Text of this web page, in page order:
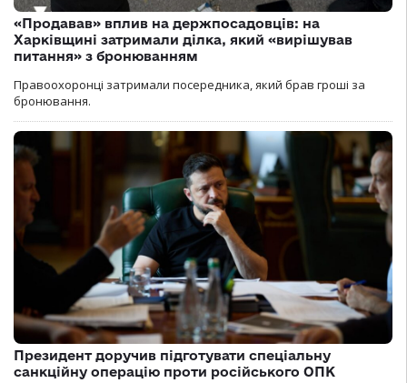
«Продавав» вплив на держпосадовців: на
Харківщині затримали ділка, який «вирішував
питання» з бронюванням
Правоохоронці затримали посередника, який брав гроші за
бронювання.
Президент доручив підготувати спеціальну
санкційну операцію проти російського ОПК